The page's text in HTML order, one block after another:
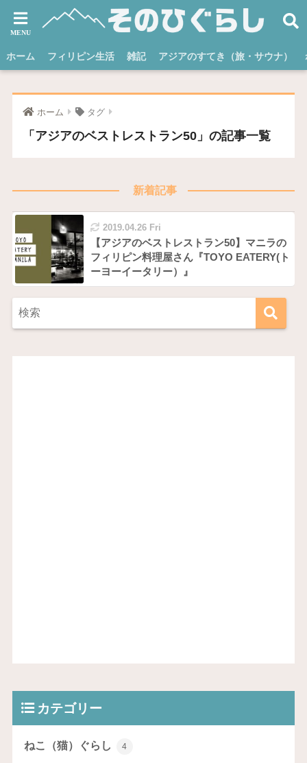
ホーム フィリピン生活 雑記 アジアのすてき（旅・サウナ）
ホーム タグ
「アジアのベストレストラン50」の記事一覧
新着記事
2019.04.26 Fri
【アジアのベストレストラン50】マニラの
フィリピン料理屋さん『TOYO EATERY(ト
ーヨーイータリー）』
カテゴリー
ねこ（猫）ぐらし 4